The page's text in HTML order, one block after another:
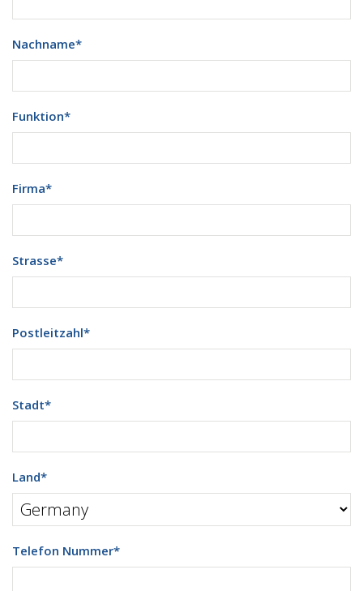
Nachname*
Funktion*
Firma*
Strasse*
Postleitzahl*
Stadt*
Land*
Telefon Nummer*